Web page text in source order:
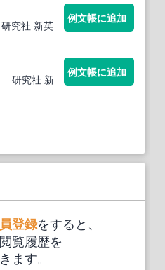
究社 新英
例文帳に追加
- 研究社 新
例文帳に追加
登録をすると、
覧履歴を
ます。